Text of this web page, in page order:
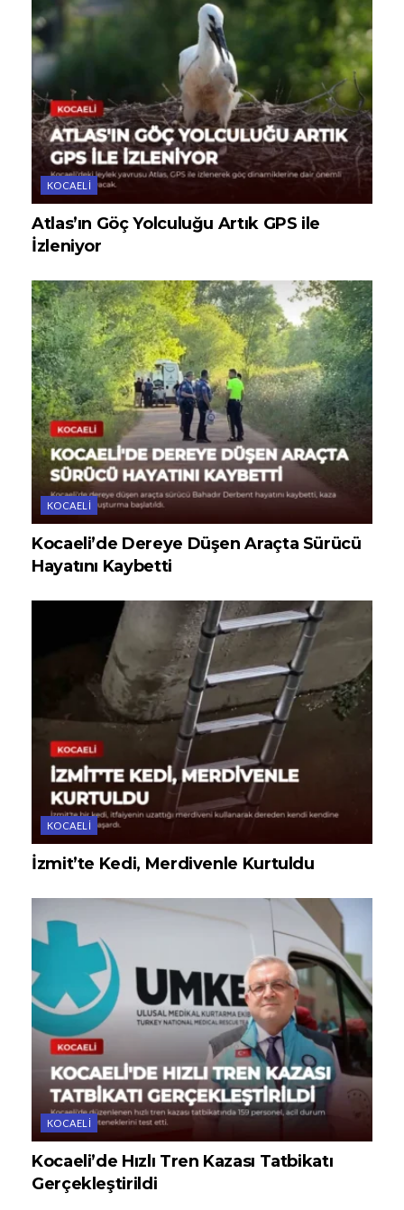
KOCAELI
Atlas’ın Göç Yolculuğu Artık GPS ile
İzleniyor
KOCAELI
Kocaeli’de Dereye Düşen Araçta Sürücü
Hayatını Kaybetti
KOCAELI
İzmit’te Kedi, Merdivenle Kurtuldu
KOCAELI
Kocaeli’de Hızlı Tren Kazası Tatbikatı
Gerçekleştirildi